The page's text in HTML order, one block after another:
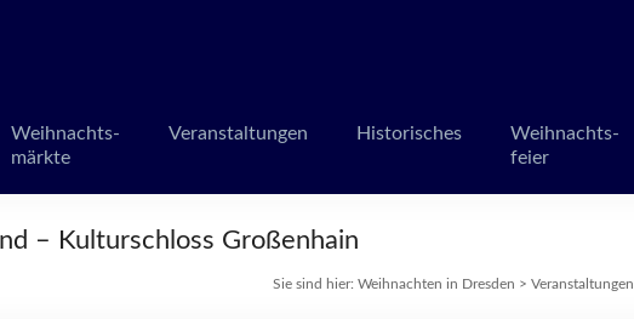
Weihnachts-
märkte
Veranstaltungen Historisches
Weihnachts-
feier
– Kulturschloss Großenhain
Sie sind hier: Weihnachten in Dresden > Veranstaltungen